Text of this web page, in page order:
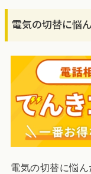
電気の切替に悩
電気の切替に悩